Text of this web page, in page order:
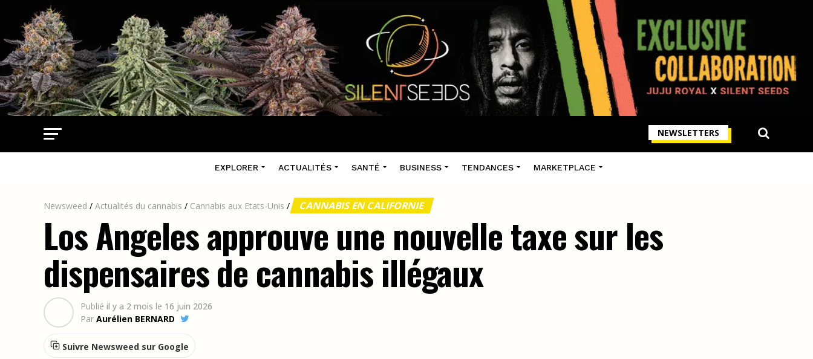
NEWSLETTERS
EXPLORER ACTUALITÉS SANTÉ BUSINESS TENDANCES MARKETPLACE
Newsweed / Actualités du cannabis / Cannabis aux Etats-Unis / CANNABIS EN CALIFORNIE
Los Angeles approuve une nouvelle taxe sur les
dispensaires de cannabis illégaux
Publié il y a 2 mois le 16 juin 2026
Par Aurélien BERNARD
Suivre Newsweed sur Google